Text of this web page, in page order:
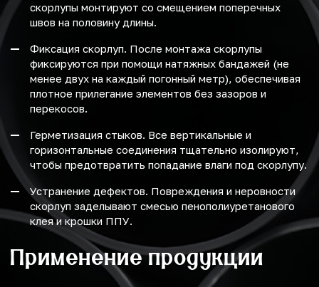
скорлупы монтируют со смещением поперечных
швов на половину длины.
Фиксация скорлуп. После монтажа скорлупы
фиксируются при помощи натяжных бандажей (не
менее двух на каждый погонный метр), обеспечивая
плотное прилегание элементов без зазоров и
перекосов.
Герметизация стыков. Все вертикальные и
горизонтальные соединения тщательно изолируют,
чтобы предотвратить попадание влаги под скорлупу.
Устранение дефектов. Повреждения и неровности
скорлуп заделывают смесью пенополиуретанового
клея и крошки ППУ.
Применение продукции